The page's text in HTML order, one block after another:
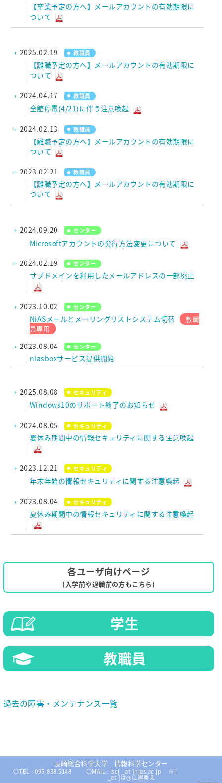
【卒業予定の方へ】メールアカウントの有効期限に
ついて
2025.02.19 教職員
【離職予定の方へ】メールアカウントの有効期限に
ついて
2024.04.17 教職員
全館停電(4/21)に伴う注意喚起
2024.02.13 教職員
【離職予定の方へ】メールアカウントの有効期限に
ついて
2023.02.21 教職員
【離職予定の方へ】メールアカウントの有効期限に
ついて
2024.09.20 センター
Microsoftアカウントの発行方法変更について
2024.02.19 センター
サブドメインを利用したメールアドレスの一部廃止
2023.10.02 センター
NiASメールとメーリングリストシステム切替
教職
員専用
2023.08.04 センター
niasboxサービス提供開始
2025.08.08 セキュリティ
Windows10のサポート終了のお知らせ
2024.08.05 セキュリティ
夏休み期間中の情報セキュリティに関する注意喚起
2023.12.21 セキュリティ
年末年始の情報セキュリティに関する注意喚起
2023.08.04 セキュリティ
夏休み期間中の情報セキュリティに関する注意喚起
各ユーザ向けページ
(入学前や退職前の方もこちら)
学生
教職員
過去の障害・メンテナンス一覧
長崎総合科学大学 情報科学センター
〇TEL : 095-838-5148 〇MAIL : isc[ _at ]nias.ac.jp ※[
_at ]は@に置換え